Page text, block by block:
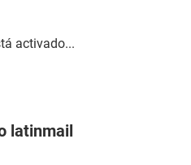
activado...
latinmail